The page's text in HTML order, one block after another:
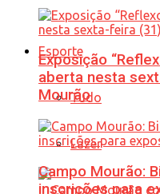
Esporte
Tudo
Lazer
Exposição
aberta nesta
Mourão
Campo Mourão:
inscrições para